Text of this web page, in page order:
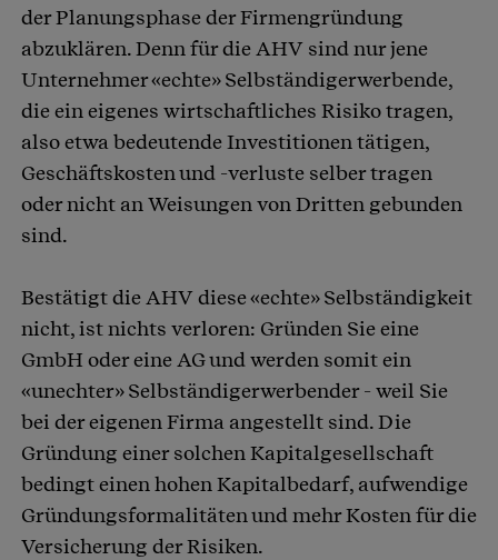
der Planungsphase der Firmengründung
abzuklären. Denn für die AHV sind nur jene
Unternehmer «echte» Selbständigerwerbende,
die ein eigenes wirtschaftliches Risiko tragen,
also etwa bedeutende Investitionen tätigen,
Geschäftskosten und -verluste selber tragen
oder nicht an Weisungen von Dritten gebunden
sind.
Bestätigt die AHV diese «echte» Selbständigkeit
nicht, ist nichts verloren: Gründen Sie eine
GmbH oder eine AG und werden somit ein
«unechter» Selbständigerwerbender - weil Sie
bei der eigenen Firma angestellt sind. Die
Gründung einer solchen Kapitalgesellschaft
bedingt einen hohen Kapitalbedarf, aufwendige
Gründungsformalitäten und mehr Kosten für die
Versicherung der Risiken.